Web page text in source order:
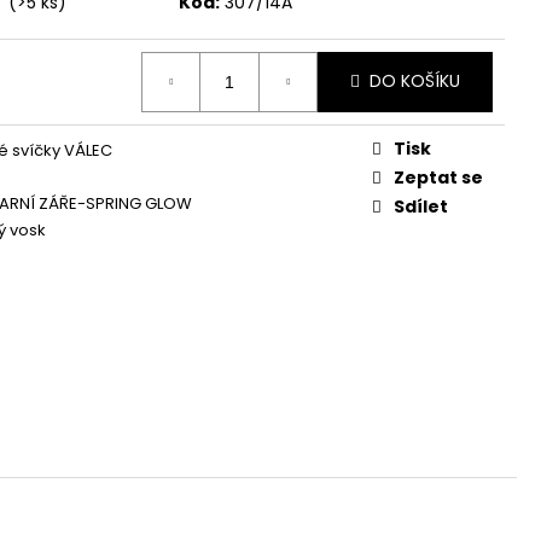
DO KOŠÍKU
svíčky VÁLEC
ZÁŘE-SPRING GLOW
vosk
Tisk
Zeptat se
Sdílet
SVÍČKA PALMOVÁ -